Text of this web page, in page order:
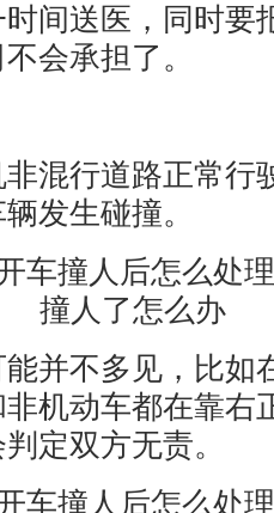
间送医，同时要
会承担了。
非混行道路正常行
发生碰撞。
并不多见，比如
机动车都在靠右
定双方无责。